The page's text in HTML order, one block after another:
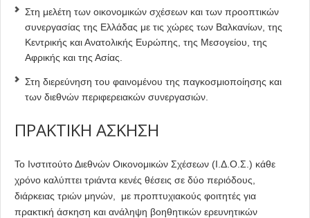
Στη μελέτη των οικονομικών σχέσεων και των προοπτικών
συνεργασίας της Ελλάδας με τις χώρες των Βαλκανίων, της
Κεντρικής και Ανατολικής Ευρώπης, της Μεσογείου, της
Αφρικής και της Ασίας.
Στη διερεύνηση του φαινομένου της παγκοσμιοποίησης και
των διεθνών περιφερειακών συνεργασιών.
ΠΡΑΚΤΙΚΗ ΑΣΚΗΣΗ
Το Ινστιτούτο Διεθνών Οικονομικών Σχέσεων (Ι.Δ.Ο.Σ.) κάθε
χρόνο καλύπτει τριάντα κενές θέσεις σε δύο περιόδους,
διάρκειας τριών μηνών, με προπτυχιακούς φοιτητές για
πρακτική άσκηση και ανάληψη βοηθητικών ερευνητικών